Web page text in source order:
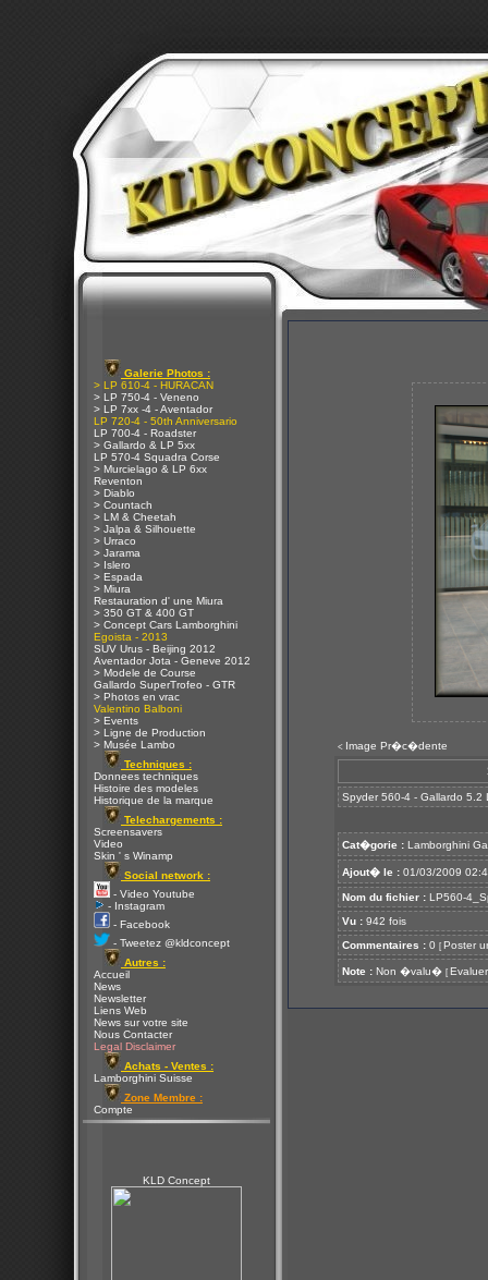
Galerie Photos :
> LP 610-4 - HURACAN
> LP 750-4 - Veneno
> LP 7xx -4 - Aventador
LP 720-4 - 50th Anniversario
LP 700-4 - Roadster
> Gallardo & LP 5xx
LP 570-4 Squadra Corse
> Murcielago & LP 6xx
Reventon
> Diablo
> Countach
> LM & Cheetah
> Jalpa & Silhouette
> Urraco
> Jarama
> Islero
> Espada
> Miura
Restauration d' une Miura
> 350 GT & 400 GT
> Concept Cars Lamborghini
Egoista - 2013
SUV Urus - Beijing 2012
Aventador Jota - Geneve 2012
> Modele de Course
Gallardo SuperTrofeo - GTR
> Photos en vrac
Valentino Balboni
> Events
> Ligne de Production
> Musée Lambo
Techniques :
Donnees techniques
Histoire des modeles
Historique de la marque
Telechargements :
Screensavers
Video
Skin ' s Winamp
Social network :
- Video Youtube
- Instagram
- Facebook
- Tweetez @kldconcept
Autres :
Accueil
News
Newsletter
Liens Web
News sur votre site
Nous Contacter
Legal Disclaimer
Achats - Ventes :
Lamborghini Suisse
Zone Membre :
Compte
KLD Concept
< Image Pr�c�dente
Spyder 560-4 - Gallardo 5.2
Cat�gorie : Lamborghini
Ajout� le : 01/03/2009
Nom du fichier : LP560-
Vu : 942 fois
Commentaires : 0 [ Poster
Note : Non �valu� [ Evaluer